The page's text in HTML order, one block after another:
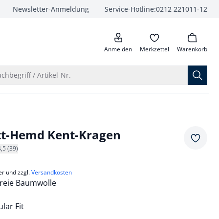
Newsletter-Anmeldung Service-Hotline:0212 221011-12
anrufen
Anmelden Merkzettel Warenkorb
/ Artikel-Nr.
Hemd Kent-Kragen
(39)
und zzgl.Versandkosten
Baumwolle
Fit